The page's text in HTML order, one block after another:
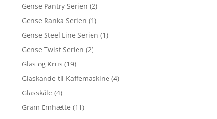
Gense Pantry Serien (2)
Gense Ranka Serien (1)
Gense Steel Line Serien (1)
Gense Twist Serien (2)
Glas og Krus (19)
Glaskande til Kaffemaskine (4)
Glasskåle (4)
Gram Emhætte (11)